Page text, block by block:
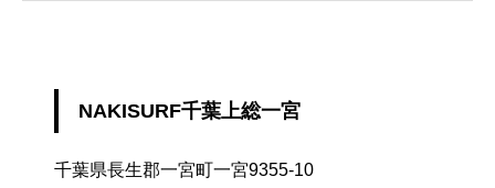
NAKISURF千葉上総一宮
千葉県長生郡一宮町一宮9355-10